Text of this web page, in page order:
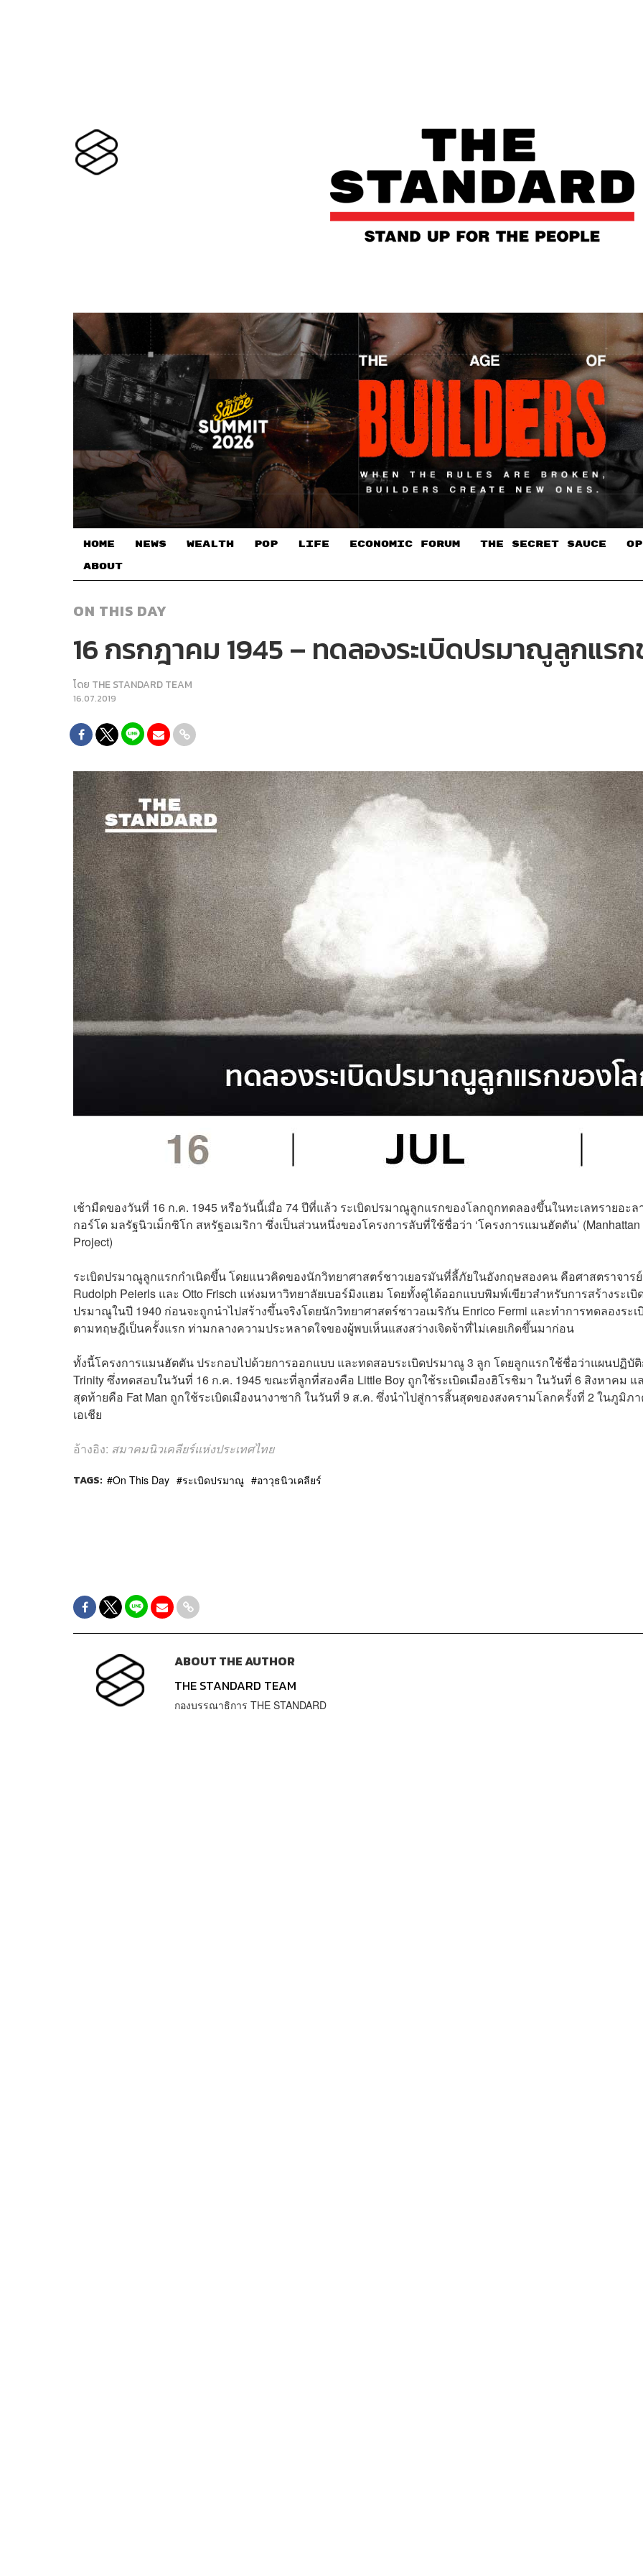
HOME NEWS WEALTH POP LIFE ECONOMIC FORUM THE SECRET SAUCE​
ABOUT
ON THIS DAY
16 กรกฎาคม 1945 – ทดลองระเบิดปรมาณูลูกแร
โดย THE STANDARD TEAM
16.07.2019
เช้ามืดของวันที่ 16 ก.ค. 1945 หรือวันนี้เมื่อ 74 ปีที่แล้ว ระเบิดปรมาณูลูกแรกของโลกถูกทดลองขึ้นในทะเลทรายอะล
กอร์โด มลรัฐนิวเม็กซิโก สหรัฐอเมริกา ซึ่งเป็นส่วนหนึ่งของโครงการลับที่ใช้ชื่อว่า ‘โครงการแมนฮัตตัน’ (Manhattan
Project)
ระเบิดปรมาณูลูกแรกกำเนิดขึ้น โดยแนวคิดของนักวิทยาศาสตร์ชาวเยอรมันที่ลี้ภัยในอังกฤษสองคน คือศาสตราจารย์
Rudolph Peierls และ Otto Frisch แห่งมหาวิทยาลัยเบอร์มิงแฮม โดยทั้งคู่ได้ออกแบบพิมพ์เขียวสำหรับการสร้างระเบิ
ปรมาณูในปี 1940 ก่อนจะถูกนำไปสร้างขึ้นจริงโดยนักวิทยาศาสตร์ชาวอเมริกัน Enrico Fermi และทำการทดลองระเ
ตามทฤษฎีเป็นครั้งแรก ท่ามกลางความประหลาดใจของผู้พบเห็นแสงสว่างเจิดจ้าที่ไม่เคยเกิดขึ้นมาก่อน
ทั้งนี้โครงการแมนฮัตตัน ประกอบไปด้วยการออกแบบ และทดสอบระเบิดปรมาณู 3 ลูก โดยลูกแรกใช้ชื่อว่าแผนปฏิบั
Trinity ซึ่งทดสอบในวันที่ 16 ก.ค. 1945 ขณะที่ลูกที่สองคือ Little Boy ถูกใช้ระเบิดเมืองฮิโรชิมา ในวันที่ 6 สิงหาคม แ
สุดท้ายคือ Fat Man ถูกใช้ระเบิดเมืองนางาซากิ ในวันที่ 9 ส.ค. ซึ่งนำไปสู่การสิ้นสุดของสงครามโลกครั้งที่ 2 ในภูมิภ
เอเชีย
อ้างอิง: สมาคมนิวเคลียร์แห่งประเทศไทย
TAGS: On This Day ระเบิดปรมาณู อาวุธนิวเคลียร์
ABOUT THE AUTHOR
THE STANDARD TEAM
กองบรรณาธิการ THE STANDARD